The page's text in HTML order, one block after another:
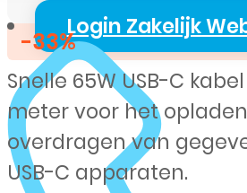
Login Zakelijk
prijs
was:
€ 14,99.
prijs
is:
€
-33%
Snelle 65W USB-C
meter voor het
overdragen van
USB-C apparaten.